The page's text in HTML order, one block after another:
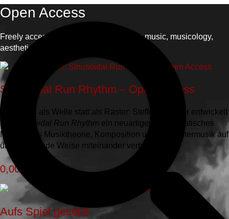
Open Access
Freely accessible open-access titles on music, musicology,
aesthetics, and musical practice.
Sinusoidal Run Rhythm – Open Access
Rhythmus als Welle statt als Raster: Steffen Krebber entwickelt
mit
Sinusoidal Run Rhythm ein neuartiges mathematisches
Modell, das Musiktheorie, Komposition und Computermusik auf
überraschende Weise miteinander verbindet.
0,00
Aufs Spiel gesetzt